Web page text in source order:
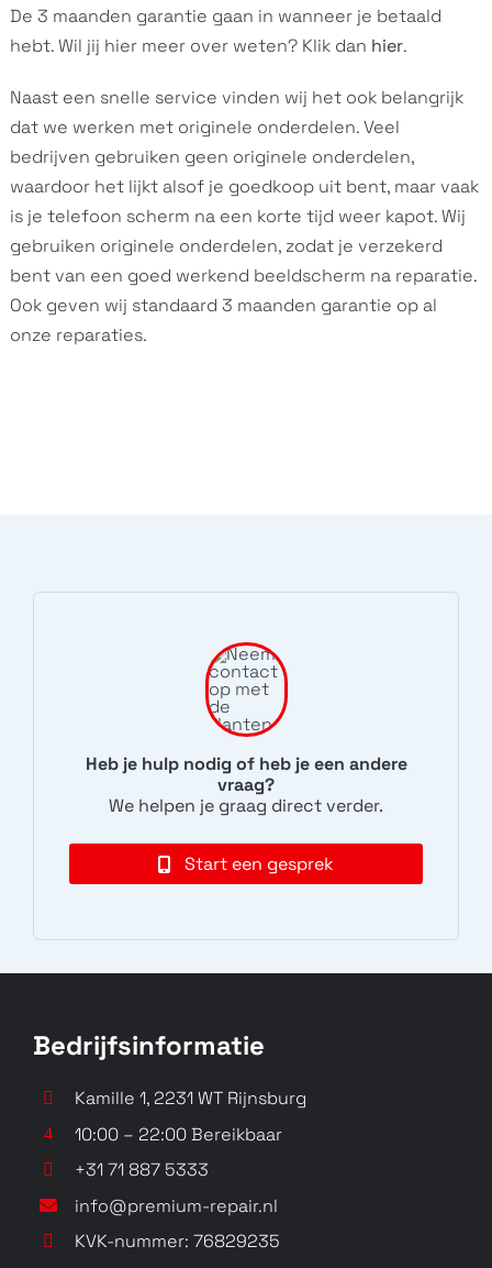
De 3 maanden garantie gaan in wanneer je betaald
hebt. Wil jij hier meer over weten? Klik dan hier.
Naast een snelle service vinden wij het ook belangrijk
dat we werken met originele onderdelen. Veel
bedrijven gebruiken geen originele onderdelen,
waardoor het lijkt alsof je goedkoop uit bent, maar vaak
is je telefoon scherm na een korte tijd weer kapot. Wij
gebruiken originele onderdelen, zodat je verzekerd
bent van een goed werkend beeldscherm na reparatie.
Ook geven wij standaard 3 maanden garantie op al
onze reparaties.
Heb je hulp nodig of heb je een andere
vraag?
We helpen je graag direct verder.
Start een gesprek
Bedrijfsinformatie
Kamille 1, 2231 WT Rijnsburg
10:00 – 22:00 Bereikbaar
+31 71 887 5333
info@premium-repair.nl
KVK-nummer: 76829235